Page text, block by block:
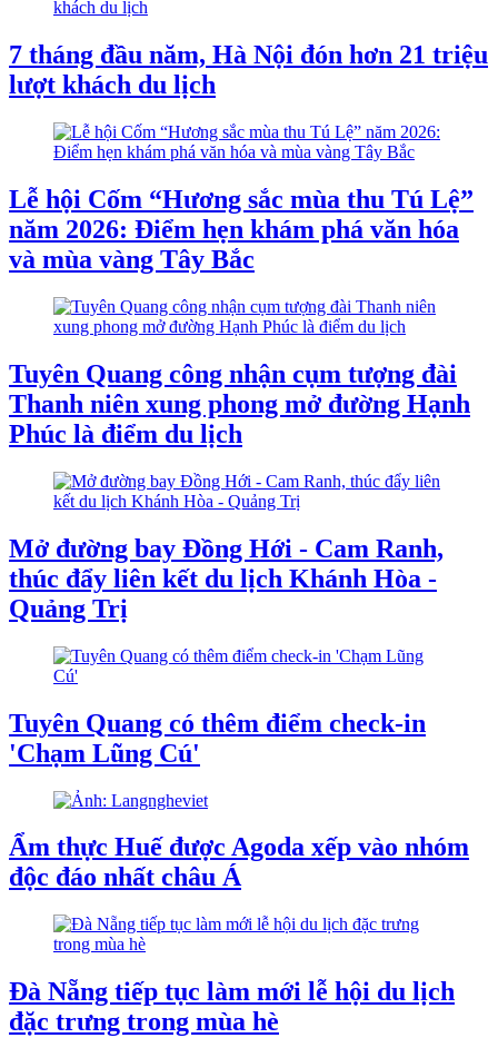
7 tháng đầu năm, Hà Nội đón hơn 21 triệu
lượt khách du lịch
Lễ hội Cốm “Hương sắc mùa thu Tú Lệ”
năm 2026: Điểm hẹn khám phá văn hóa
và mùa vàng Tây Bắc
Tuyên Quang công nhận cụm tượng đài
Thanh niên xung phong mở đường Hạnh
Phúc là điểm du lịch
Mở đường bay Đồng Hới - Cam Ranh,
thúc đẩy liên kết du lịch Khánh Hòa -
Quảng Trị
Tuyên Quang có thêm điểm check-in
'Chạm Lũng Cú'
Ẩm thực Huế được Agoda xếp vào nhóm
độc đáo nhất châu Á
Đà Nẵng tiếp tục làm mới lễ hội du lịch
đặc trưng trong mùa hè